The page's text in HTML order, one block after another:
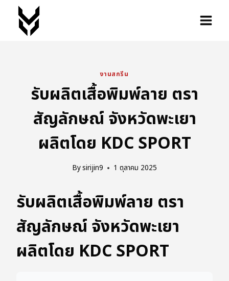
งานสกรีน
รับผลิตเสื้อพิมพ์ลาย ตรา
สัญลักษณ์ จังหวัดพะเยา
ผลิตโดย KDC SPORT
Bysirijin9 1 ตุลาคม 2025
รับผลิตเสื้อพิมพ์ลาย ตรา
สัญลักษณ์ จังหวัดพะเยา
ผลิตโดย KDC SPORT